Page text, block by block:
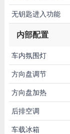
无钥匙进入功能
内部配置
车内氛围灯
方向盘调节
方向盘加热
后排空调
车载冰箱